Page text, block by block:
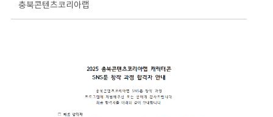
충북콘텐츠코리아랩